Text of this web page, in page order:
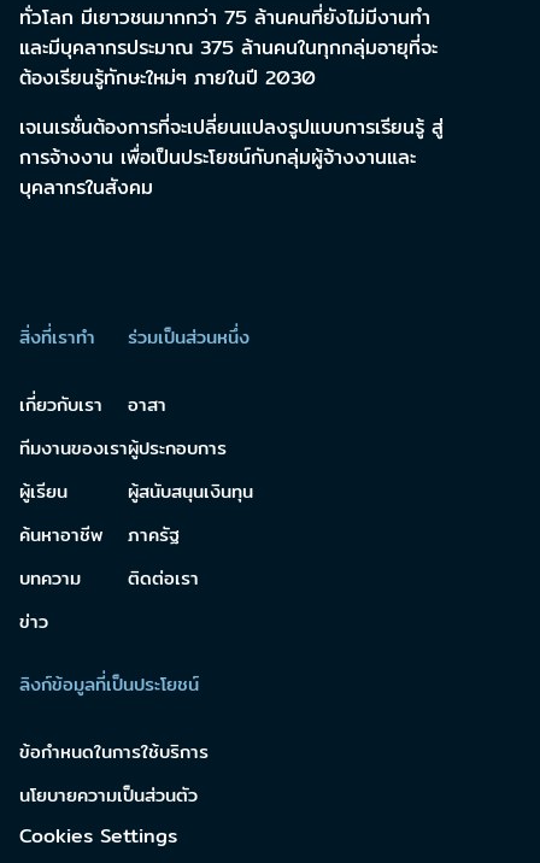
ทั่วโลก มีเยาวชนมากกว่า 75 ล้านคนที่ยังไม่มีงานทำ
และมีบุคลากรประมาณ 375 ล้านคนในทุกกลุ่มอายุที่จะ
ต้องเรียนรู้ทักษะใหม่ๆ ภายในปี 2030
เจเนเรชั่นต้องการที่จะเปลี่ยนแปลงรูปแบบการเรียนรู้ สู่
การจ้างงาน เพื่อเป็นประโยชน์กับกลุ่มผู้จ้างงานและ
บุคลากรในสังคม
สิ่งที่เราทำ
เกี่ยวกับเรา
ทีมงานของเรา
ผู้เรียน
ค้นหาอาชีพ
บทความ
ข่าว
ร่วมเป็นส่วนหนึ่ง
อาสา
ผู้ประกอบการ
ผู้สนับสนุนเงินทุน
ภาครัฐ
ติดต่อเรา
ลิงก์ข้อมูลที่เป็นประโยชน์
ข้อกำหนดในการใช้บริการ
นโยบายความเป็นส่วนตัว
Cookies Settings